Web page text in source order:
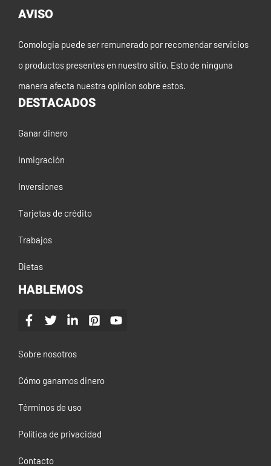
AVISO
Comologia puede ser remunerado por recomendar servicios
o productos presentes en nuestro sitio. Esto de ninguna
manera afecta nuestra opinion sobre estos.
DESTACADOS
Ganar dinero
Inmigración
Inversiones
Tarjetas de crédito
Trabajos
Dietas
HABLEMOS
Sobre nosotros
Cómo ganamos dinero
Términos de uso
Política de privacidad
Contacto